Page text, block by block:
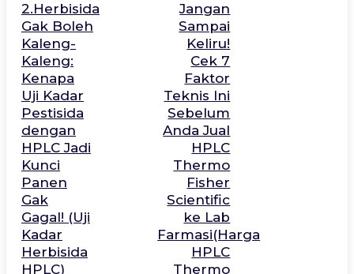
2.Herbisida
Gak Boleh
Kaleng-
Kaleng:
Kenapa
Uji Kadar
Pestisida
dengan
HPLC Jadi
Kunci
Panen
Gak
Gagal! (Uji
Kadar
Herbisida
HPLC)
Jangan
Sampai
Keliru!
Cek 7
Faktor
Teknis Ini
Sebelum
Anda Jual
HPLC
Thermo
Fisher
Scientific
ke Lab
Farmasi(Harga
HPLC
Thermo